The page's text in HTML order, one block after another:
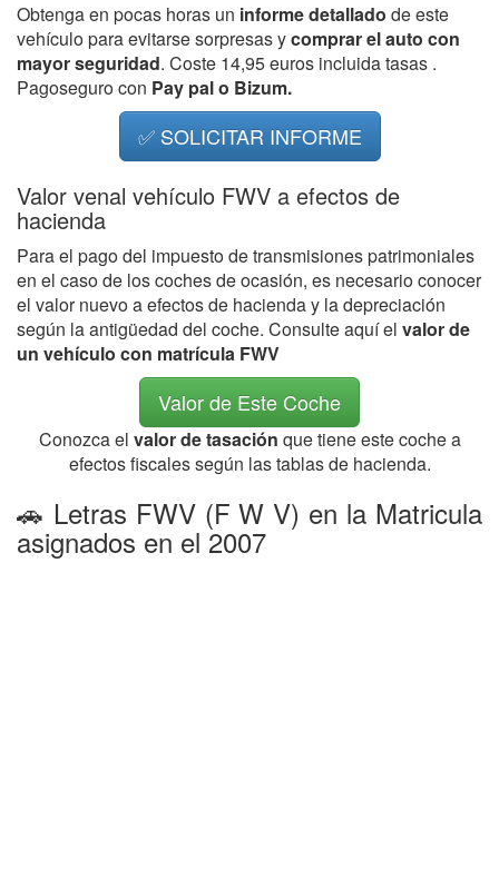
Obtenga en pocas horas un informe detallado de este
vehículo para evitarse sorpresas ycomprar el auto con
mayor seguridad. Coste 14,95 euros incluida tasas .
Pagoseguro con Pay pal o Bizum.
✅ SOLICITAR INFORME
Valor venal vehículo FWV a efectos de
hacienda
Para el pago del impuesto de transmisiones patrimoniales
en el caso de los coches de ocasión, es necesario conocer
el valor nuevo a efectos de hacienda y la depreciación
según la antigüedad del coche. Consulte aquí el valor de
un vehículo con matrícula FWV
Valor de Este Coche
Conozca el valor de tasación que tiene este coche a
efectos fiscales según las tablas de hacienda.
🚗 Letras FWV (F W V) en la Matricula
asignados en el 2007